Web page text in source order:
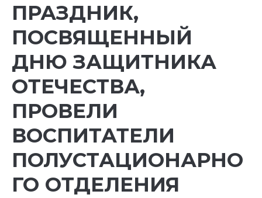
ПРАЗДНИК,
ПОСВЯЩЕННЫЙ
ДНЮ ЗАЩИТНИКА
ОТЕЧЕСТВА,
ПРОВЕЛИ
ВОСПИТАТЕЛИ
ПОЛУСТАЦИОНАРНО
ГО ОТДЕЛЕНИЯ